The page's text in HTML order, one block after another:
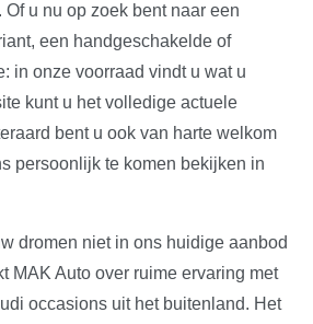
u nu op zoek bent naar een
een handgeschakelde of
in onze voorraad vindt u wat u
kunt u het volledige actuele
bent u ook van harte welkom
persoonlijk te komen bekijken in
dromen niet in ons huidige aanbod
MAK Auto over ruime ervaring met
occasions uit het buitenland. Het